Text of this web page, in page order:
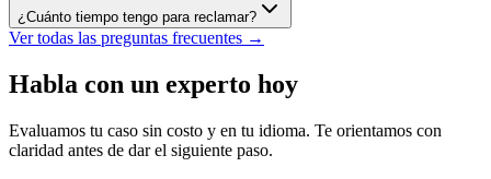
¿Cuánto tiempo tengo para reclamar?
Ver todas las preguntas frecuentes →
Habla con un experto hoy
Evaluamos tu caso sin costo y en tu idioma. Te orientamos con
claridad antes de dar el siguiente paso.